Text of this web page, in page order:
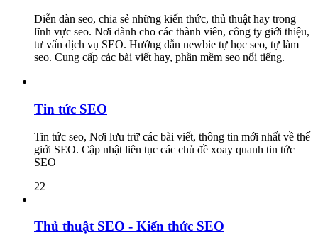
Diễn đàn seo, chia sẻ những kiến thức, thủ thuật hay trong
lĩnh vực seo. Nơi dành cho các thành viên, công ty giới thiệu,
tư vấn dịch vụ SEO. Hướng dẫn newbie tự học seo, tự làm
seo. Cung cấp các bài viết hay, phần mềm seo nổi tiếng.
Tin tức SEO
Tin tức seo, Nơi lưu trữ các bài viết, thông tin mới nhất về thế
giới SEO. Cập nhật liên tục các chủ đề xoay quanh tin tức
SEO
22
Thủ thuật SEO - Kiến thức SEO